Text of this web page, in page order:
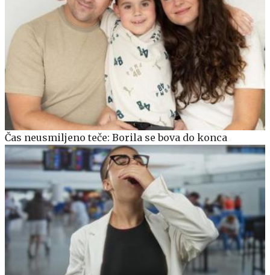
Čas neusmiljeno teče: Borila se bova do konca